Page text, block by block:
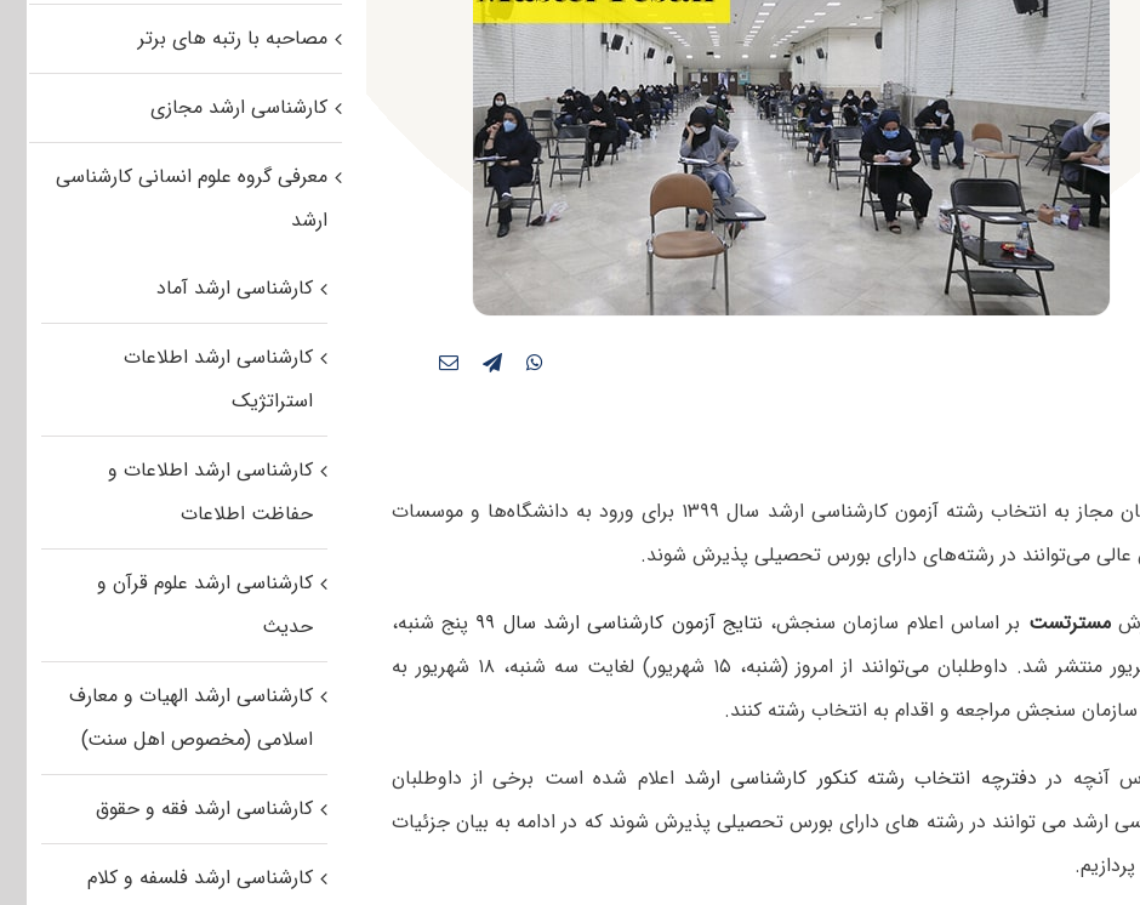
داوطلبان مجاز به انتخاب رشته آزمون کارشناسی ارشد سال ۱۳۹۹ برای ورود به دانشگاه‌ها و موسسات
می‌توانند در رشته‌های دارای بورس تحصیلی پذیرش شوند.
مسترتست بر اساس اعلام سازمان سنجش، نتایج آزمون کارشناسی ارشد سال ۹۹
پنج شنبه،
۱۳ شهریور منتشر شد. داوطلبان می‌توانند از امروز (شنبه، ۱۵ شهریور) لغایت سه شنبه، ۱۸ شهریور به
سنجش مراجعه و اقدام به انتخاب رشته کنند.
آنچه در دفترچه انتخاب رشته کنکور کارشناسی ارشد اعلام شده است برخی از داوطلبان
ارشد می توانند در رشته های دارای بورس تحصیلی پذیرش شوند که در ادامه به بیان جزئیات
مصاحبه با رتبه های برتر
کارشناسی ارشد مجازی
معرفی گروه علوم انسانی کارشناسی
ارشد
کارشناسی ارشد آماد
کارشناسی ارشد اطلاعات
استراتژیک
کارشناسی ارشد اطلاعات و
حفاظت اطلاعات
کارشناسی ارشد علوم قرآن و
حدیث
کارشناسی ارشد الهیات و معارف
اسلامی (مخصوص اهل سنت)
کارشناسی ارشد فقه و حقوق
کارشناسی ارشد فلسفه و کلام